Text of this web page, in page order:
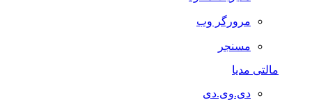
مرورگر وب
مسنجر
مالتی مدیا
دی.وی.دی